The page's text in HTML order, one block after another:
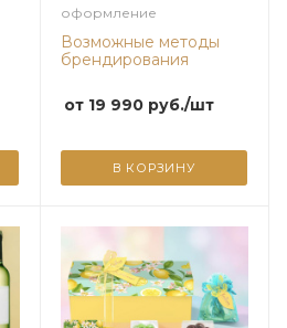
оформление
Возможные методы
брендирования
от 19 990руб./шт
В КОРЗИНУ